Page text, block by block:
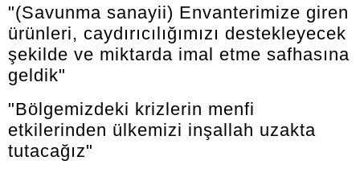
"(Savunma sanayii) Envanterimize giren
ürünleri, caydırıcılığımızı destekleyecek
şekilde ve miktarda imal etme safhasına
geldik"
"Bölgemizdeki krizlerin menfi
etkilerinden ülkemizi inşallah uzakta
tutacağız"